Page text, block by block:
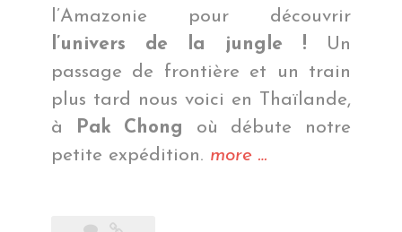
l’Amazonie pour découvrir
l’univers de la jungle ! Un
passage de frontière et un train
plus tard nous voici en Thaïlande,
à
Pak Chong
où débute notre
petite expédition. more « Dans
…